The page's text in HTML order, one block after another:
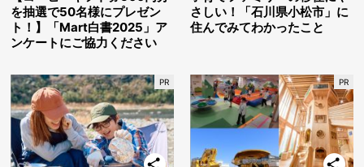
を抽選で50名様にプレゼン
ト！】「Mart白書2025」ア
ンケートにご協力ください
さしい！「石川県小松市」に
住んでみてわかったこと